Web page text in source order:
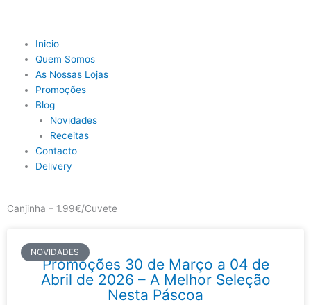
Main
Menu
Inicio
Quem Somos
As Nossas Lojas
Promoções
Blog
Novidades
Receitas
Contacto
Delivery
Canjinha – 1.99€/Cuvete
NOVIDADES
Promoções 30 de Março a 04 de
Abril de 2026 – A Melhor Seleção
Nesta Páscoa